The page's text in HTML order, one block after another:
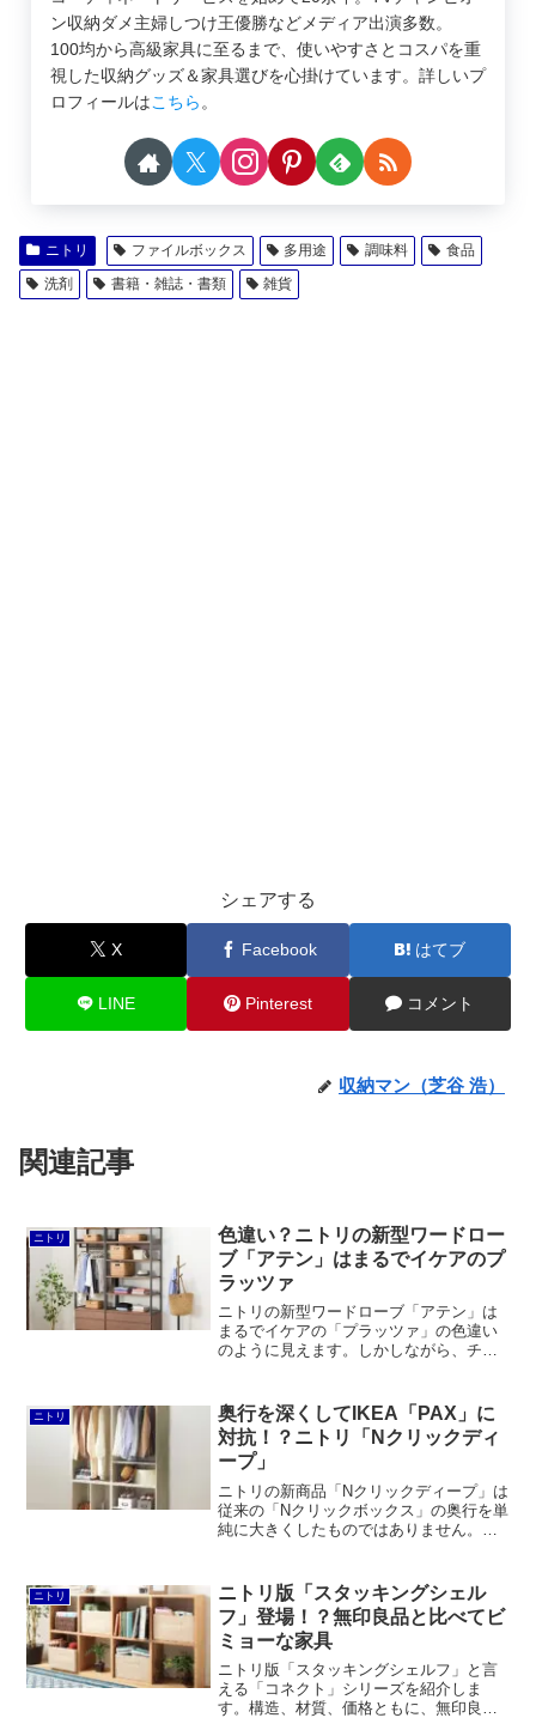
ン収納ダメ主婦しつけ王優勝などメディア出演多数。
100均から高級家具に至るまで、使いやすさとコスパを重
視した収納グッズ＆家具選びを心掛けています。詳しいプ
ロフィールはこちら 。
ニトリ ファイルボックス 多用途 調味料
食品
洗剤
書籍・雑誌・書類 雑貨
シェアする
X Facebook はてブ
LINE Pinterest コメント
収納マン（芝谷 浩）
関連記事
ニトリ
色違い？ニトリの新型ワードロー
ブ「アテン」はまるでイケアのプ
ラッツァ
ニトリの新型ワードローブ「アテン」は
まるでイケアの「プラッツァ」の色違い
のように見えます。しかしながら、チェ
リットがあります。一方で価格はプラッ
ツァと比較すると高いです。
ニトリ
奥行を深くしてIKEA「PAX」に
対抗！？ニトリ「Nクリックディ
ープ」
ニトリの新商品「Nクリックディープ」は
従来の「Nクリックボックス」の奥行を単
純に大きくしたものではありません。幅
今後はオプションパーツも増やしてIKEA
のPAXワードローブシステムを目指すの
ではないかと勝手に予想しています。
ニトリ
ニトリ版「スタッキングシェル
フ」登場！？無印良品と比べてビ
ミョーな家具
ニトリ版「スタッキングシェルフ」と言
える「コネクト」シリーズを紹介しま
す。構造、材質、価格ともに、無印良品